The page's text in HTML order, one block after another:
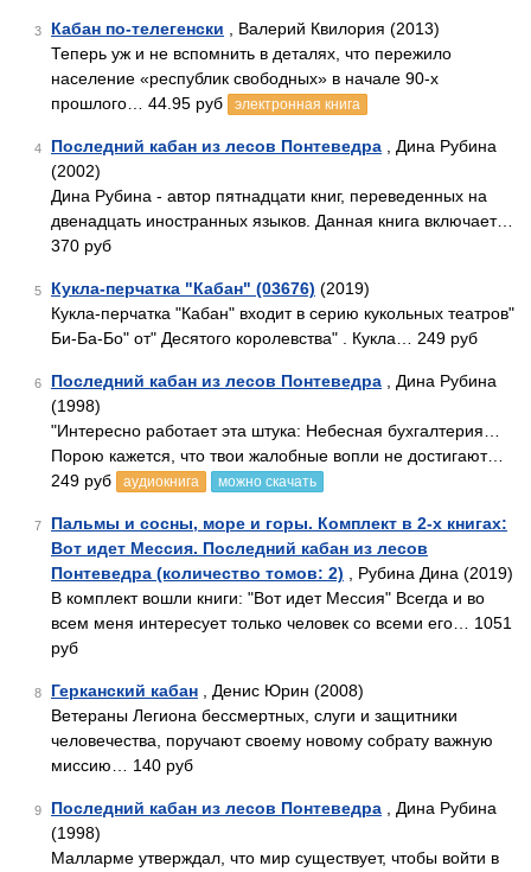
3 Кабан по-телегенски , Валерий Квилория (2013)
Теперь уж и не вспомнить в деталях, что пережило
население «республик свободных» в начале 90-х
прошлого… 44.95 руб
электронная книга
4 Последний кабан из лесов Понтеведра , Дина Рубина
(2002)
Дина Рубина - автор пятнадцати книг, переведенных на
двенадцать иностранных языков. Данная книга включает…
370 руб
5 Кукла-перчатка "Кабан" (03676) (2019)
Кукла-перчатка "Кабан" входит в серию кукольных театров"
Би-Ба-Бо" от" Десятого королевства" . Кукла… 249 руб
6 Последний кабан из лесов Понтеведра , Дина Рубина
(1998)
"Интересно работает эта штука: Небесная бухгалтерия…
Порою кажется, что твои жалобные вопли не достигают…
249 руб
аудиокнига можно скачать
7
Пальмы и сосны, море и горы. Комплект в 2-х книгах:
Вот идет Мессия. Последний кабан из лесов
Понтеведра (количество томов: 2) , Рубина Дина (2019)
В комплект вошли книги: "Вот идет Мессия" Всегда и во
всем меня интересует только человек со всеми его… 1051
руб
8 Герканский кабан , Денис Юрин (2008)
Ветераны Легиона бессмертных, слуги и защитники
человечества, поручают своему новому собрату важную
миссию… 140 руб
9 Последний кабан из лесов Понтеведра , Дина Рубина
(1998)
Малларме утверждал, что мир существует, чтобы войти в